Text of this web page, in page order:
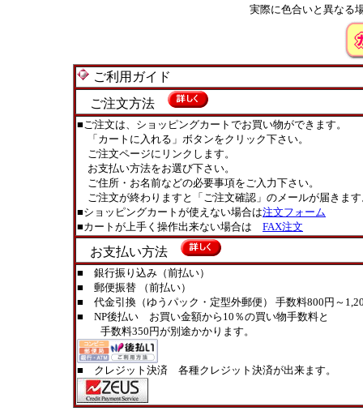
実際に色合いと異なる
ご利用ガイド
ご注文方法
■ご注文は、ショッピングカートでお買い物ができます。
「カートに入れる」ボタンをクリック下さい。
ご注文ページにリンクします。
お支払い方法をお選び下さい。
ご住所・お名前などの必要事項をご入力下さい。
ご注文が終わりますと「ご注文確認」のメールが届きま
■ショッピングカートが使えない場合は注文フォーム
■カートが上手く操作出来ない場合は FAX注文
お支払い方法
■ 銀行振り込み（前払い）
■ 郵便振替 （前払い）
■ 代金引換（ゆうパック・定型外郵便） 手数料800円～
■ NP後払い お買い金額から10％の買い物手数料と
手数料350円が別途かかります。
■ クレジット決済 各種クレジット決済が出来ます。